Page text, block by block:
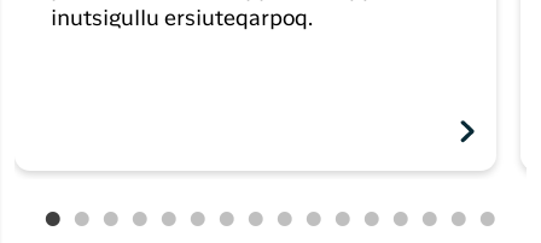
inutsigullu ersiuteqarpoq.